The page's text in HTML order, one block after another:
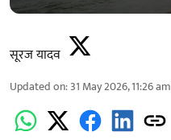
सूरज यादव
Updated on:31 May 2026, 11:26 am